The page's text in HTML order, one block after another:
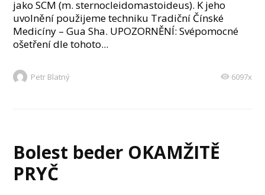
jako SCM (m. sternocleidomastoideus). K jeho
uvolnění použijeme techniku Tradiční Čínské
Medicíny – Gua Sha. UPOZORNĚNÍ: Svépomocné
ošetření dle tohoto...
Petr Blatný 6097x
Bolest beder OKAMŽITĚ
PRYČ